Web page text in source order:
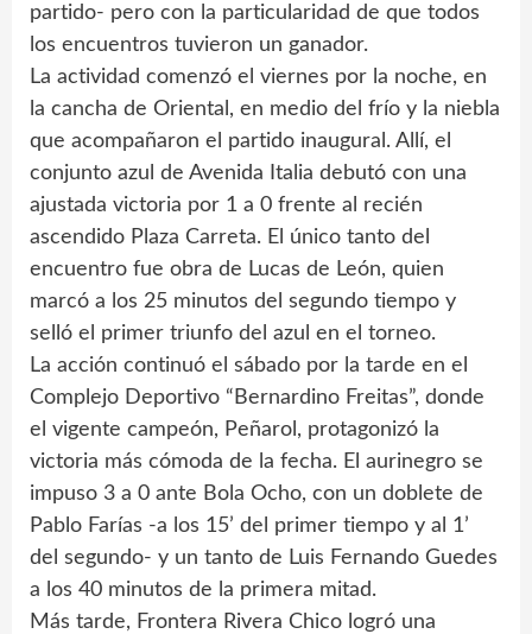
partido- pero con la particularidad de que todos
los encuentros tuvieron un ganador.
La actividad comenzó el viernes por la noche, en
la cancha de Oriental, en medio del frío y la niebla
que acompañaron el partido inaugural. Allí, el
conjunto azul de Avenida Italia debutó con una
ajustada victoria por 1 a 0 frente al recién
ascendido Plaza Carreta. El único tanto del
encuentro fue obra de Lucas de León, quien
marcó a los 25 minutos del segundo tiempo y
selló el primer triunfo del azul en el torneo.
La acción continuó el sábado por la tarde en el
Complejo Deportivo “Bernardino Freitas”, donde
el vigente campeón, Peñarol, protagonizó la
victoria más cómoda de la fecha. El aurinegro se
impuso 3 a 0 ante Bola Ocho, con un doblete de
Pablo Farías -a los 15’ del primer tiempo y al 1’
del segundo- y un tanto de Luis Fernando Guedes
a los 40 minutos de la primera mitad.
Más tarde, Frontera Rivera Chico logró una